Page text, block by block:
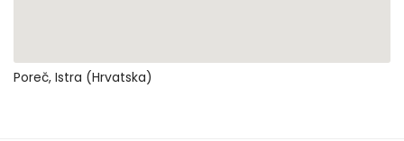
Poreč, Istra (Hrvatska)